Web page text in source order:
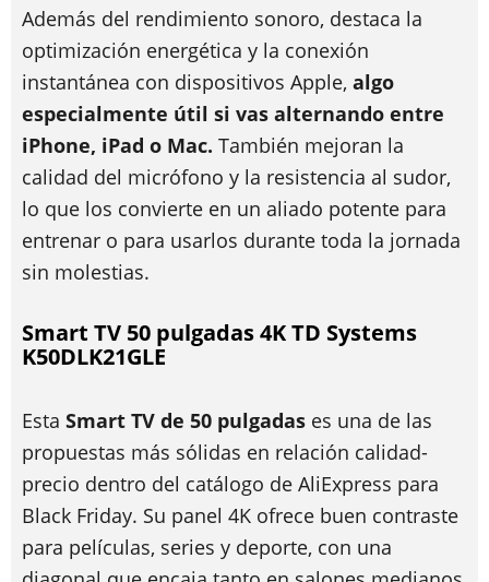
Además del rendimiento sonoro, destaca la
optimización energética y la conexión
instantánea con dispositivos Apple, algo
especialmente útil si vas alternando entre
iPhone, iPad o Mac. También mejoran la
calidad del micrófono y la resistencia al sudor,
lo que los convierte en un aliado potente para
entrenar o para usarlos durante toda la jornada
sin molestias.
Smart TV 50 pulgadas 4K TD Systems
K50DLK21GLE
Esta Smart TV de 50 pulgadas es una de las
propuestas más sólidas en relación calidad-
precio dentro del catálogo de AliExpress para
Black Friday. Su panel 4K ofrece buen contraste
para películas, series y deporte, con una